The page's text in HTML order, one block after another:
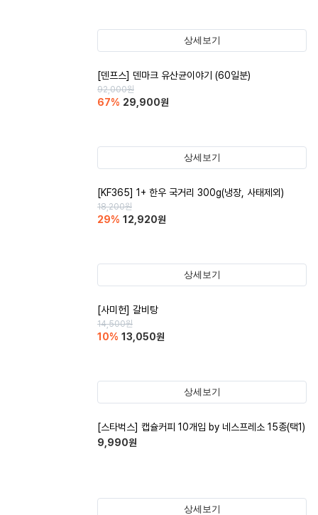
상세보기
[덴프스] 덴마크 유산균이야기 (60일분)
92,000원
67% 29,900원
상세보기
[KF365] 1+ 한우 국거리 300g(냉장, 사태제외)
18,200원
29% 12,920원
상세보기
[사미헌] 갈비탕
14,500원
10% 13,050원
상세보기
[스타벅스] 캡슐커피 10개입 by 네스프레소 15종(택1)
9,990원
상세보기